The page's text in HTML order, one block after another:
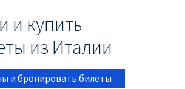
и купить
из Италии
и бронировать билеты